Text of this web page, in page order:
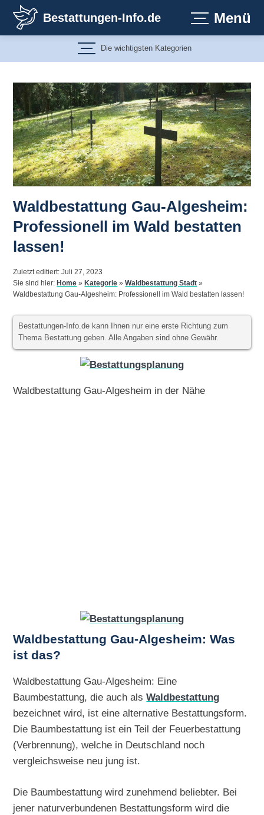
Inhalt
springen
Bestattungen-Info.de Menü
Die wichtigsten Kategorien
Waldbestattung Gau-Algesheim:
Professionell im Wald bestatten
lassen!
Zuletzt editiert: Juli 27, 2023
Sie sind hier:Home »Kategorie »Waldbestattung Stadt »
Waldbestattung Gau-Algesheim: Professionell im Wald bestatten lassen!
Bestattungen-Info.de kann Ihnen nur eine erste Richtung zum
Thema Bestattung geben. Alle Angaben sind ohne Gewähr.
Waldbestattung Gau-Algesheim in der Nähe
Waldbestattung Gau-Algesheim: Was
ist das?
Waldbestattung Gau-Algesheim: Eine
Baumbestattung, die auch alsWaldbestattung
bezeichnet wird, ist eine alternative Bestattungsform.
Die Baumbestattung ist ein Teil der Feuerbestattung
(Verbrennung), welche in Deutschland noch
vergleichsweise neu jung ist.
Die Baumbestattung wird zunehmend beliebter. Bei
jener naturverbundenen Bestattungsform wird die